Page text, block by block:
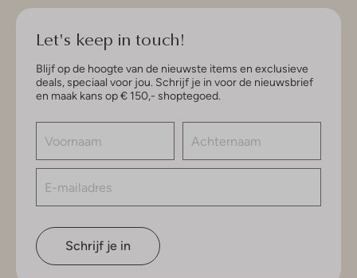
Let's keep in touch!
Blijf op de hoogte van de nieuwste items en exclusieve
deals, speciaal voor jou. Schrijf je in voor de nieuwsbrief
en maak kans op € 150,- shoptegoed.
Schrijf je in